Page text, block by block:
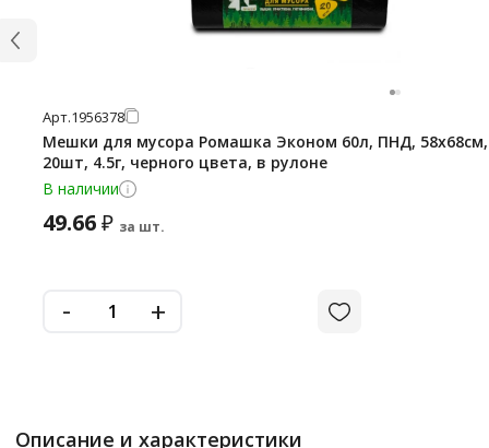
Арт.1956378
Мешки для мусора Ромашка Эконом 60л, ПНД,
20шт, 4.5г, черного цвета, в рулоне
В наличии
49.66₽ за шт.
- +
Описание и характеристики